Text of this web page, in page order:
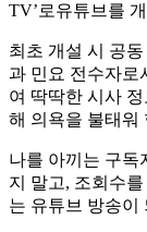
TV’로유튜브를
최초 개설 시 공
과 민요 전수자로
여 딱딱한 시사
해 의욕을 불태워
나를 아끼는 구독
지 말고, 조회수
는 유튜브 방송이